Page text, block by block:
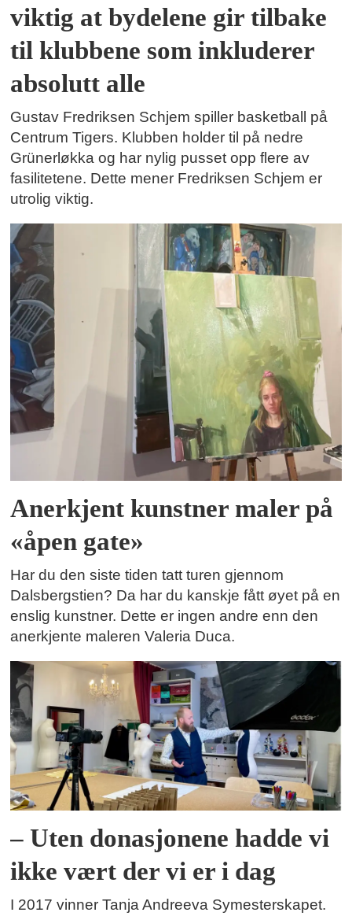
viktig at bydelene gir tilbake
til klubbene som inkluderer
absolutt alle
Gustav Fredriksen Schjem spiller basketball på
Centrum Tigers. Klubben holder til på nedre
Grünerløkka og har nylig pusset opp flere av
fasilitetene. Dette mener Fredriksen Schjem er
utrolig viktig.
Anerkjent kunstner maler på
«åpen gate»
Har du den siste tiden tatt turen gjennom
Dalsbergstien? Da har du kanskje fått øyet på en
enslig kunstner. Dette er ingen andre enn den
anerkjente maleren Valeria Duca.
– Uten donasjonene hadde vi
ikke vært der vi er i dag
I 2017 vinner Tanja Andreeva Symesterskapet.